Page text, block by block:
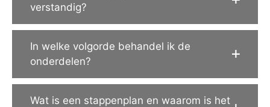
verstandig?
In welke volgorde behandel ik de
onderdelen?
Wat is een stappenplan en waarom is het